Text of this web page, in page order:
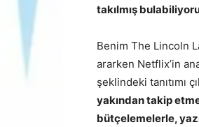
takılmış
Benim The Lincoln
ararken Netflix’in
şeklindeki tanıtımı
yakından takip
bütçelemelerle,